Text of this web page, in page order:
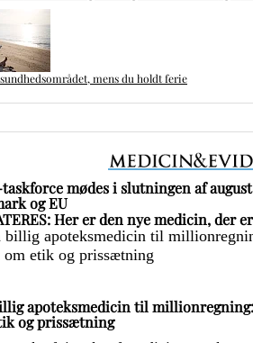
mens du holdt ferie
mødes i slutningen af
og EU
Her er den nye medicin, der
apoteksmedicin til
og prissætning